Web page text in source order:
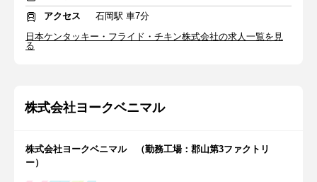
アクセス
石岡駅 車7分
日本ケンタッキー・フライド・チキン株式会社の求人一覧を見
る
株式会社ヨークベニマル
株式会社ヨークベニマル （勤務工場：郡山第3ファクトリ
ー）